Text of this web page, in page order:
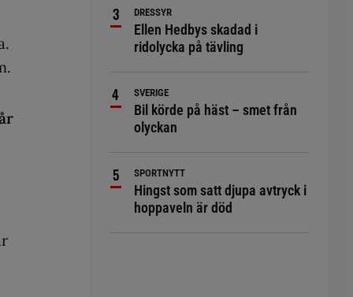
DRESSYR
Ellen Hedbys skadad i
ridolycka på tävling
SVERIGE
Bil körde på häst – smet från
olyckan
SPORTNYTT
Hingst som satt djupa avtryck i
hoppaveln är död